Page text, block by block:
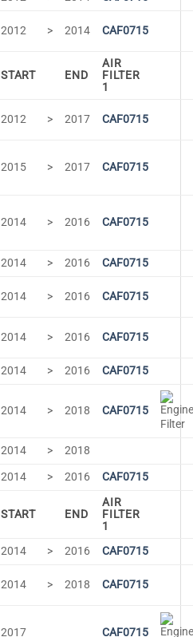
2012 > 2014 CAF0715
START END
AIR
FILTER
1
2012 > 2017 CAF0715
2015 > 2017 CAF0715
2014 > 2016 CAF0715
2014 > 2016 CAF0715
2014 > 2016 CAF0715
2014 > 2016 CAF0715
2014 > 2016 CAF0715
2014 > 2018 CAF0715
2014 >
2018
2014
> 2016 CAF0715
START END
AIR
FILTER
1
2014
> 2016 CAF0715
2014 > 2018 CAF0715
2017 CAF0715